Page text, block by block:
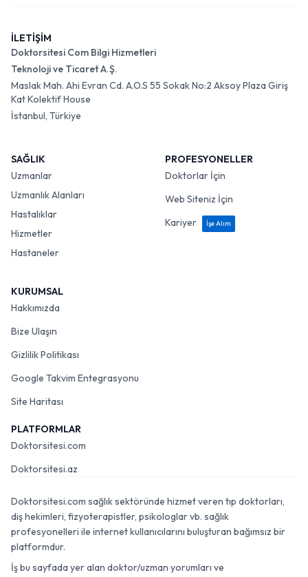
İLETİŞİM
Doktorsitesi Com Bilgi Hizmetleri
Teknoloji ve Ticaret A.Ş.
Maslak Mah. Ahi Evran Cd. A.O.S 55 Sokak No:2 Aksoy Plaza Giriş
Kat Kolektif House
İstanbul, Türkiye
SAĞLIK
Uzmanlar
Uzmanlık Alanları
Hastalıklar
Hizmetler
Hastaneler
PROFESYONELLER
Doktorlar İçin
Web Siteniz İçin
Kariyer
İşe Alım
KURUMSAL
Hakkımızda
Bize Ulaşın
Gizlilik Politikası
Google Takvim Entegrasyonu
Site Haritası
PLATFORMLAR
Doktorsitesi.com
Doktorsitesi.az
Doktorsitesi.com sağlık sektöründe hizmet veren tıp doktorları,
diş hekimleri, fizyoterapistler, psikologlar vb. sağlık
profesyonelleri ile internet kullanıcılarını buluşturan bağımsız bir
platformdur.
İş bu sayfada yer alan doktor/uzman yorumları ve